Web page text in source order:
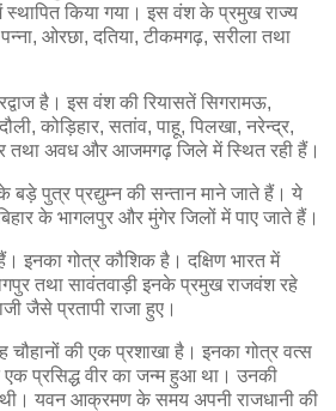
किया गया। इस वंश के प्रमुख राज्य
ओरछा, दतिया, टीकमगढ़, सरीला तथा
है। इस वंश की रियासतें सिगरामऊ,
कोड़िहार, सतांव, पाहू, पिलखा, नरेन्द्र,
तथा अवध और आजमगढ़ जिले में स्थित रही हैं।
बड़े पुत्र प्रद्युम्न की सन्तान माने जाते हैं। ये
के भागलपुर और मुंगेर जिलों में पाए जाते हैं।
इनका गोत्र कौशिक है। दक्षिण भारत में
तथा सावंतवाड़ी इनके प्रमुख राजवंश रहे
जैसे प्रतापी राजा हुए।
चौहानों की एक प्रशाखा है। इनका गोत्र वत्स
एक प्रसिद्ध वीर का जन्म हुआ था। उनकी
थी। यवन आक्रमण के समय अपनी राजधानी की